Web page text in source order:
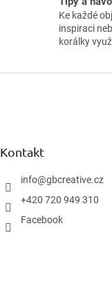
Ke každé
inspiraci
korálky
Kontakt
info@gbcreative.cz
+420 720 949 310
Facebook